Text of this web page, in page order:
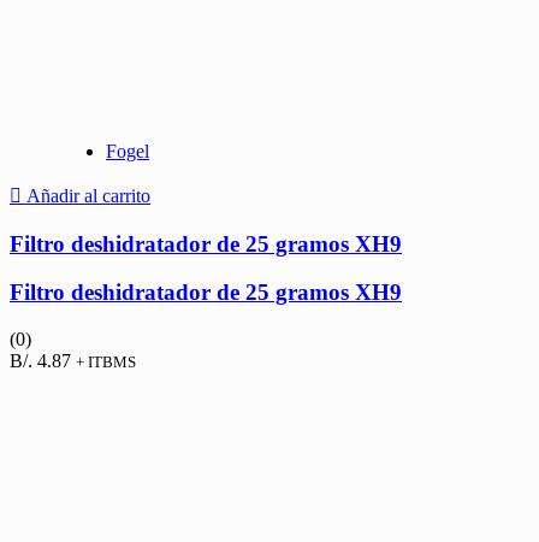
Fogel
Añadir al carrito
Filtro deshidratador de 25 gramos XH9
Filtro deshidratador de 25 gramos XH9
(0)
B/. 4.87 + ITBMS